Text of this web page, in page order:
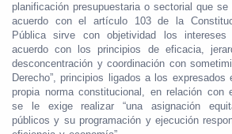
planificación presupuestaria o sectorial que
acuerdo con el artículo 103 de la
Pública sirve con objetividad los
acuerdo con los principios de eficacia,
desconcentración y coordinación con
Derecho”, principios ligados a los
propia norma constitucional, en relación con
se le exige realizar “una asignación
públicos y su programación y ejecución